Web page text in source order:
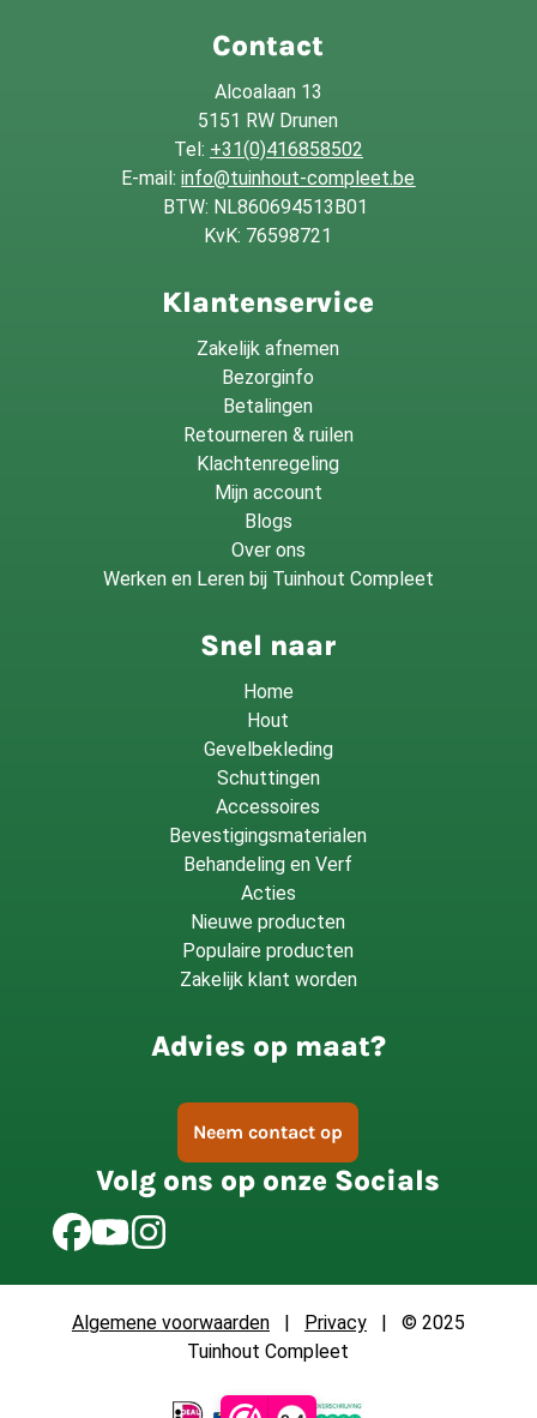
Contact
Alcoalaan 13
5151 RW Drunen
Tel: +31(0)416858502
E-mail:info@tuinhout-compleet.be
BTW: NL860694513B01
KvK: 76598721
Klantenservice
Zakelijk afnemen
Bezorginfo
Betalingen
Retourneren & ruilen
Klachtenregeling
Mijn account
Blogs
Over ons
Werken en Leren bij Tuinhout Compleet
Snel naar
Home
Hout
Gevelbekleding
Schuttingen
Accessoires
Bevestigingsmaterialen
Behandeling en Verf
Acties
Nieuwe producten
Populaire producten
Zakelijk klant worden
Advies op maat?
Neem contact op
Volg ons op onze Socials
Algemene voorwaarden| Privacy| © 2025
Tuinhout Compleet